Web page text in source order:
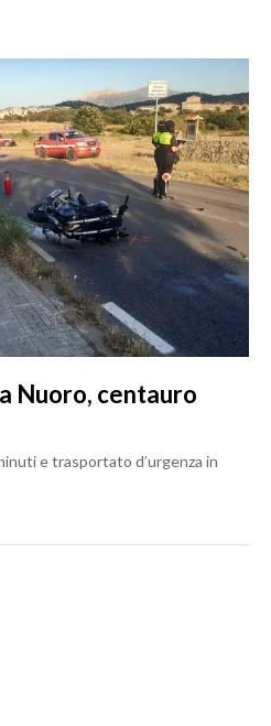
Nuoro, centauro
e trasportato d’urgenza in